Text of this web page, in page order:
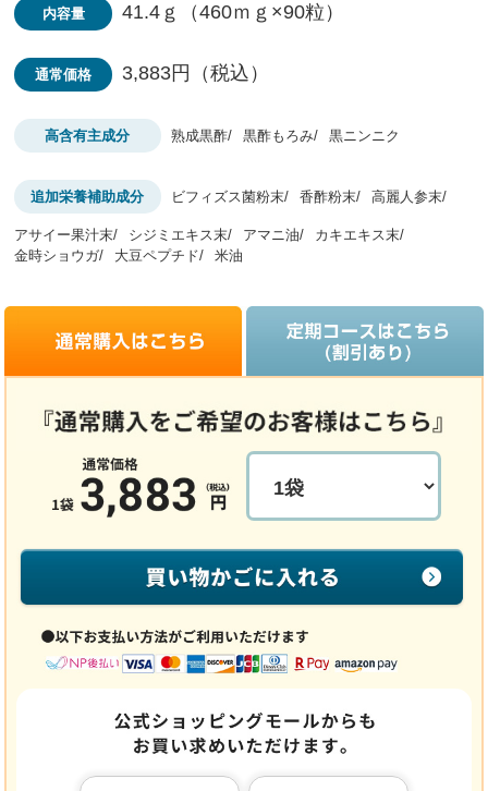
内容量 41.4ｇ（460ｍｇ×90粒）
通常価格 3,883円（税込）
高含有主成分 熟成黒酢 黒酢もろみ 黒ニンニク
追加栄養補助成分 ビフィズス菌粉末 香酢粉末 高麗人参末
アサイー果汁末 シジミエキス末 アマニ油
カキエキス末
金時ショウガ
大豆ペプチド 米油